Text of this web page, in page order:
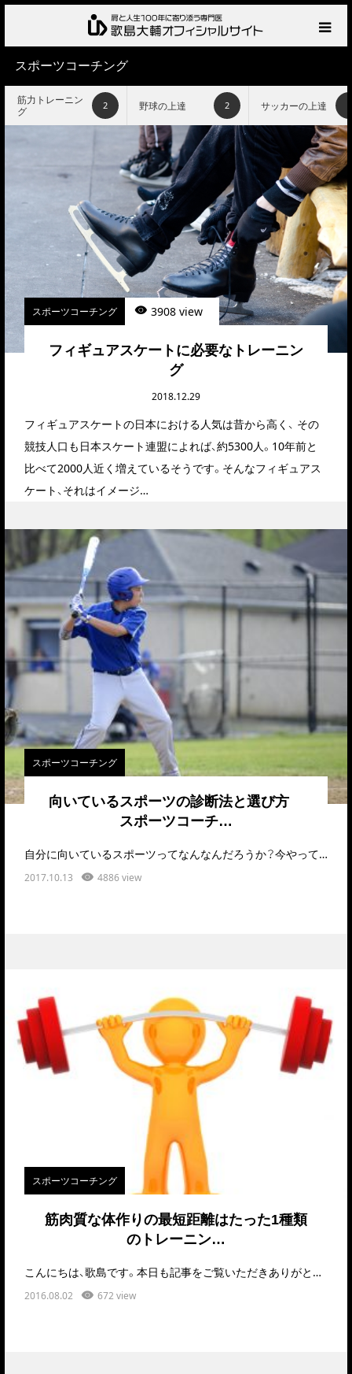
スポーツコーチング
筋力トレーニン
グ
2 野球の上達 2 サッカーの上達
スポーツコーチング 3908 view
フィギュアスケートに必要なトレーニン
グ
2018.12.29
フィギュアスケートの日本における人気は昔から高く、 その
競技人口も日本スケート連盟によれば、約5300人。10年前と
比べて2000人近く増えているそうです。そんなフィギュアス
ケート、それはイメージ…
スポーツコーチング
向いているスポーツの診断法と選び方
スポーツコーチ…
自分に向いているスポーツってなんなんだろうか？今やっているスポーツは向いているのだろうか？こ…
2017.10.13 4886 view
スポーツコーチング
筋肉質な体作りの最短距離はたった1種類
のトレーニン…
こんにちは、歌島です。本日も記事をご覧いただきありがとうございました。あなた…
2016.08.02 672 view
HOME
プロフィール
肩の診察・相談の流れ
お知らせ
BLOG